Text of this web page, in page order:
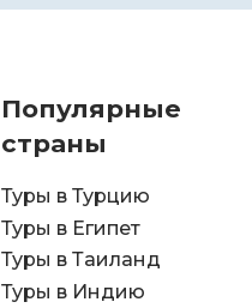
Популярные
страны
Туры в Турцию
Туры в Египет
Туры в Таиланд
Туры в Индию